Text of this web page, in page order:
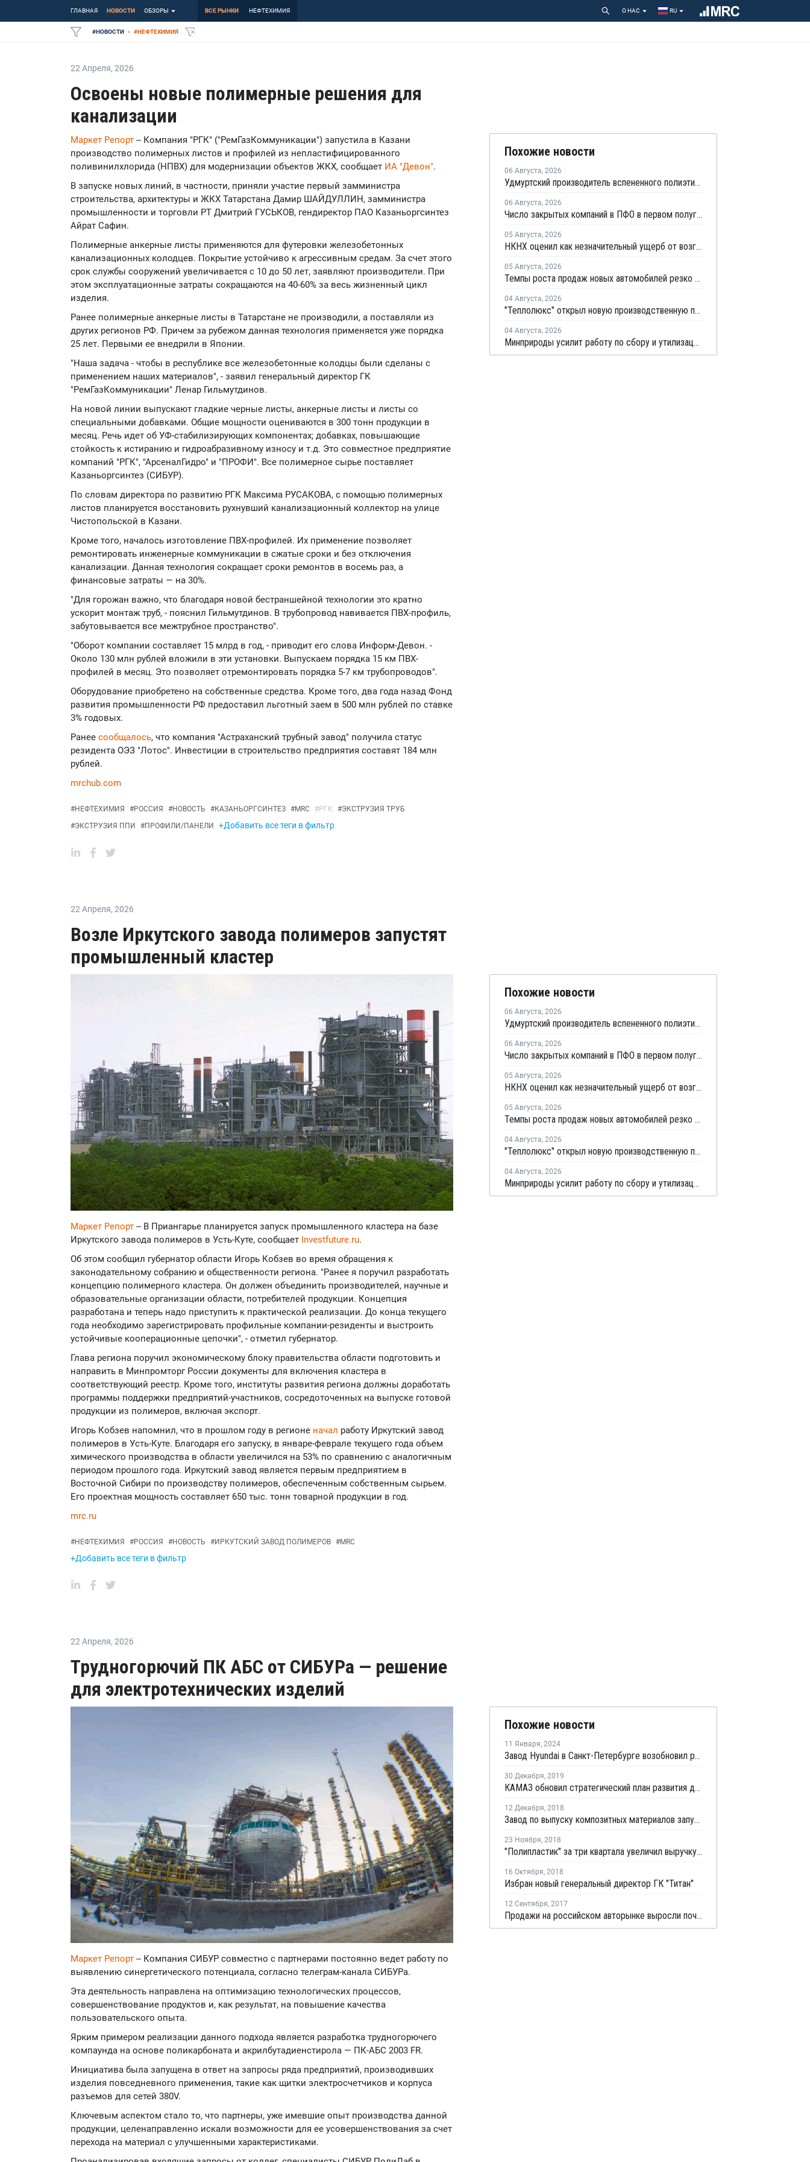
ГЛАВНАЯ НОВОСТИ ОБЗОРЫ ВСЕ РЫНКИ НЕФТЕХИМИЯ О НАС RU
#НОВОСТИ #НЕФТЕХИМИЯ
22 Апреля, 2026
Освоены новые полимерные решения для
канализации
Маркет Репорт -- Компания "РГК" ("РемГазКоммуникации") запустила в Казани
производство полимерных листов и профилей из непластифицированного
поливинилхлорида (НПВХ) для модернизации объектов ЖКХ, сообщает ИА "Девон".
В запуске новых линий, в частности, приняли участие первый замминистра
строительства, архитектуры и ЖКХ Татарстана Дамир ШАЙДУЛЛИН, замминистра
промышленности и торговли РТ Дмитрий ГУСЬКОВ, гендиректор ПАО Казаньоргсинтез
Айрат Сафин.
Полимерные анкерные листы применяются для футеровки железобетонных
канализационных колодцев. Покрытие устойчиво к агрессивным средам. За счет этого
срок службы сооружений увеличивается с 10 до 50 лет, заявляют производители. При
этом эксплуатационные затраты сокращаются на 40-60% за весь жизненный цикл
изделия.
Ранее полимерные анкерные листы в Татарстане не производили, а поставляли из
других регионов РФ. Причем за рубежом данная технология применяется уже порядка
25 лет. Первыми ее внедрили в Японии.
"Наша задача - чтобы в республике все железобетонные колодцы были сделаны с
применением наших материалов", - заявил генеральный директор ГК
"РемГазКоммуникации" Ленар Гильмутдинов.
На новой линии выпускают гладкие черные листы, анкерные листы и листы со
специальными добавками. Общие мощности оцениваются в 300 тонн продукции в
месяц. Речь идет об УФ-стабилизирующих компонентах; добавках, повышающие
стойкость к истиранию и гидроабразивному износу и т.д. Это совместное предприятие
компаний "РГК", "АрсеналГидро" и "ПРОФИ". Все полимерное сырье поставляет
Казаньоргсинтез (СИБУР).
По словам директора по развитию РГК Максима РУСАКОВА, с помощью полимерных
листов планируется восстановить рухнувший канализационный коллектор на улице
Чистопольской в Казани.
Кроме того, началось изготовление ПВХ-профилей. Их применение позволяет
ремонтировать инженерные коммуникации в сжатые сроки и без отключения
канализации. Данная технология сокращает сроки ремонтов в восемь раз, а
финансовые затраты — на 30%.
"Для горожан важно, что благодаря новой бестраншейной технологии это кратно
ускорит монтаж труб, - пояснил Гильмутдинов. В трубопровод навивается ПВХ-профиль,
забутовывается все межтрубное пространство".
"Оборот компании составляет 15 млрд в год, - приводит его слова Информ-Девон. -
Около 130 млн рублей вложили в эти установки. Выпускаем порядка 15 км ПВХ-
профилей в месяц. Это позволяет отремонтировать порядка 5-7 км трубопроводов".
Оборудование приобретено на собственные средства. Кроме того, два года назад Фонд
развития промышленности РФ предоставил льготный заем в 500 млн рублей по ставке
3% годовых.
Ранее сообщалось, что компания "Астраханский трубный завод" получила статус
резидента ОЭЗ "Лотос". Инвестиции в строительство предприятия составят 184 млн
рублей.
mrchub.com
#НЕФТЕХИМИЯ #РОССИЯ #НОВОСТЬ #КАЗАНЬОРГСИНТЕЗ #MRC #РГК #ЭКСТРУЗИЯ ТРУБ
#ЭКСТРУЗИЯ ППИ #ПРОФИЛИ/ПАНЕЛИ +Добавить все теги в фильтр
Похожие новости
06 Августа, 2026
Удмуртский производитель вспененного полиэтилена нарастит выпуск на 15%
06 Августа, 2026
Число закрытых компаний в ПФО в первом полугодии 2026 года вдвое превысило число новых
05 Августа, 2026
НКНХ оценил как незначительный ущерб от возгорания на линии полистирола
05 Августа, 2026
Темпы роста продаж новых автомобилей резко замедлились
04 Августа, 2026
"Теплолюкс" открыл новую производственную площадку по выпуску инженерных систем
04 Августа, 2026
Минприроды усилит работу по сбору и утилизации отработанных шин
22 Апреля, 2026
Возле Иркутского завода полимеров запустят
промышленный кластер
Маркет Репорт -- В Приангарье планируется запуск промышленного кластера на базе
Иркутского завода полимеров в Усть-Куте, сообщает Investfuture.ru.
Об этом сообщил губернатор области Игорь Кобзев во время обращения к
законодательному собранию и общественности региона. "Ранее я поручил разработать
концепцию полимерного кластера. Он должен объединить производителей, научные и
образовательные организации области, потребителей продукции. Концепция
разработана и теперь надо приступить к практической реализации. До конца текущего
года необходимо зарегистрировать профильные компании-резиденты и выстроить
устойчивые кооперационные цепочки", - отметил губернатор.
Глава региона поручил экономическому блоку правительства области подготовить и
направить в Минпромторг России документы для включения кластера в
соответствующий реестр. Кроме того, институты развития региона должны доработать
программы поддержки предприятий-участников, сосредоточенных на выпуске готовой
продукции из полимеров, включая экспорт.
Игорь Кобзев напомнил, что в прошлом году в регионе начал работу Иркутский завод
полимеров в Усть-Куте. Благодаря его запуску, в январе-феврале текущего года объем
химического производства в области увеличился на 53% по сравнению с аналогичным
периодом прошлого года. Иркутский завод является первым предприятием в
Восточной Сибири по производству полимеров, обеспеченным собственным сырьем.
Его проектная мощность составляет 650 тыс. тонн товарной продукции в год.
mrc.ru
#НЕФТЕХИМИЯ #РОССИЯ #НОВОСТЬ #ИРКУТСКИЙ ЗАВОД ПОЛИМЕРОВ #MRC
+Добавить все теги в фильтр
Похожие новости
06 Августа, 2026
Удмуртский производитель вспененного полиэтилена нарастит выпуск на 15%
06 Августа, 2026
Число закрытых компаний в ПФО в первом полугодии 2026 года вдвое превысило число новых
05 Августа, 2026
НКНХ оценил как незначительный ущерб от возгорания на линии полистирола
05 Августа, 2026
Темпы роста продаж новых автомобилей резко замедлились
04 Августа, 2026
"Теплолюкс" открыл новую производственную площадку по выпуску инженерных систем
04 Августа, 2026
Минприроды усилит работу по сбору и утилизации отработанных шин
22 Апреля, 2026
Трудногорючий ПК АБС от СИБУРа — решение
для электротехнических изделий
Маркет Репорт -- Компания СИБУР совместно с партнерами постоянно ведет работу по
выявлению синергетического потенциала, согласно телеграм-канала СИБУРа.
Эта деятельность направлена на оптимизацию технологических процессов,
совершенствование продуктов и, как результат, на повышение качества
пользовательского опыта.
Ярким примером реализации данного подхода является разработка трудногорючего
компаунда на основе поликарбоната и акрилбутадиенстирола — ПК-АБС 2003 FR.
Инициатива была запущена в ответ на запросы ряда предприятий, производивших
изделия повседневного применения, такие как щитки электросчетчиков и корпуса
разъемов для сетей 380V.
Ключевым аспектом стало то, что партнеры, уже имевшие опыт производства данной
продукции, целенаправленно искали возможности для ее усовершенствования за счет
перехода на материал с улучшенными характеристиками.
Похожие новости
11 Января, 2024
Завод Hyundai в Санкт-Петербурге возобновил работу после двух лет простоя
30 Декабря, 2019
КАМАЗ обновил стратегический план развития до 2025 года
12 Декабря, 2018
Завод по выпуску композитных материалов запустят в Магнитогорске
23 Ноября, 2018
"Полипластик" за три квартала увеличил выручку на 10%
16 Октября, 2018
Избран новый генеральный директор ГК "Титан"
12 Сентября, 2017
Продажи на российском авторынке выросли почти на 10% в январе - августе